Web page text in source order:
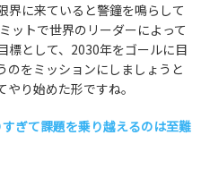
界に来ていると警鐘を鳴らして
ットで世界のリーダーによって
標として、2030年をゴールに目
のをミッションにしましょうと
り始めた形ですね。
すぎて課題を乗り越えるのは至難